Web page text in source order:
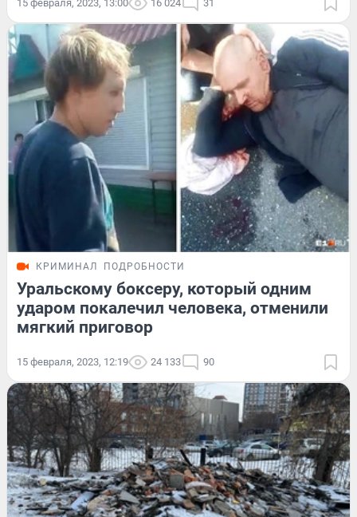
15 февраля, 2023, 13:00 16 024 31
КРИМИНАЛ ПОДРОБНОСТИ
Уральскому боксеру, который одним
ударом покалечил человека, отменили
мягкий приговор
15 февраля, 2023, 12:19 24 133 90